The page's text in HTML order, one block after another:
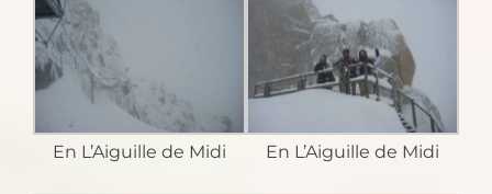
En L’Aiguille de Midi En L’Aiguille de Midi